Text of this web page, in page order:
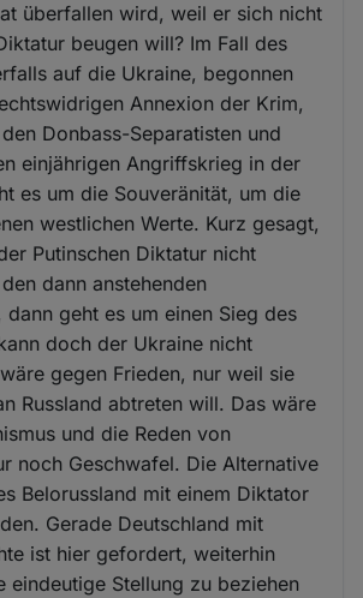
überfallen wird, weil er sich nicht
beugen will? Im Fall des
auf die Ukraine, begonnen
Annexion der Krim,
Donbass-Separatisten und
einjährigen Angriffskrieg in der
es um die Souveränität, um die
westlichen Werte. Kurz gesagt,
Putinschen Diktatur nicht
dann anstehenden
dann geht es um einen Sieg des
doch der Ukraine nicht
gegen Frieden, nur weil sie
Russland abtreten will. Das wäre
und die Reden von
noch Geschwafel. Die Alternative
Belorussland mit einem Diktator
Gerade Deutschland mit
ist hier gefordert, weiterhin
eindeutige Stellung zu beziehen